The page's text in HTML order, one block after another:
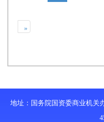
»
地址：国务院国资委商业机关